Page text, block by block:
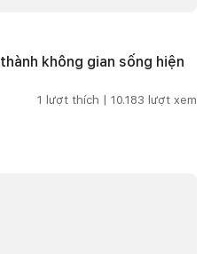
không gian sống hiện
1 lượt thích | 10.183 lượt xem